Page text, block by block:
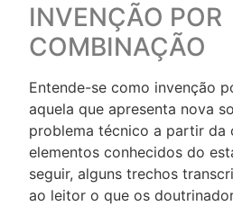
INVENÇÃO POR
COMBINAÇÃO
Entende-se como invenção
aquela que apresenta nova
problema técnico a partir da
elementos conhecidos do
seguir, alguns trechos
ao leitor o que os